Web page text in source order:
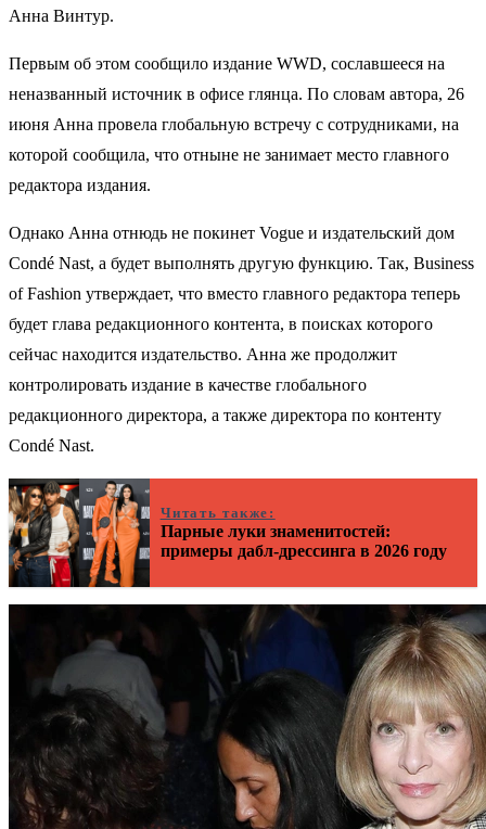
Анна Винтур.
Первым об этом сообщило издание WWD, сославшееся на
неназванный источник в офисе глянца. По словам автора, 26
июня Анна провела глобальную встречу с сотрудниками, на
которой сообщила, что отныне не занимает место главного
редактора издания.
Однако Анна отнюдь не покинет Vogue и издательский дом
Condé Nast, а будет выполнять другую функцию. Так, Business
of Fashion утверждает, что вместо главного редактора теперь
будет глава редакционного контента, в поисках которого
сейчас находится издательство. Анна же продолжит
контролировать издание в качестве глобального
редакционного директора, а также директора по контенту
Condé Nast.
Читать также:
Парные луки знаменитостей:
примеры дабл-дрессинга в 2026 году